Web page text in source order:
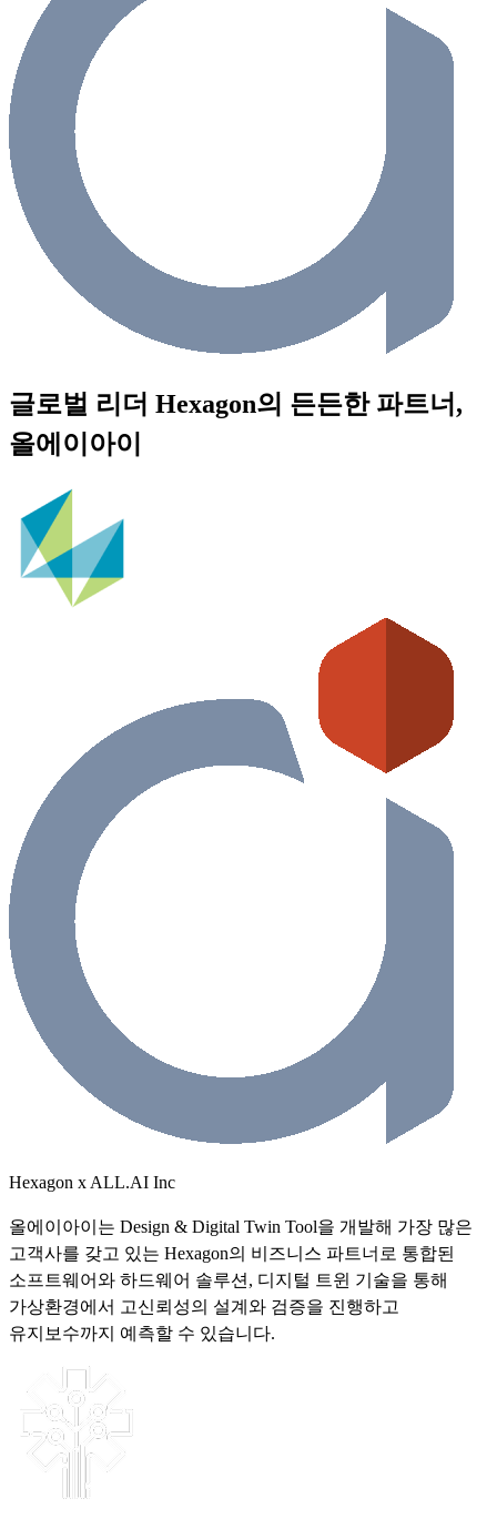
글로벌 리더 Hexagon의 든든한 파트너,
올에이아이
Hexagon x ALL.AI Inc
올에이아이는 Design & Digital Twin Tool을 개발해 가장 많은
고객사를 갖고 있는 Hexagon의 비즈니스 파트너로 통합된
소프트웨어와 하드웨어 솔루션, 디지털 트윈 기술을 통해
가상환경에서 고신뢰성의 설계와 검증을 진행하고
유지보수까지 예측할 수 있습니다.